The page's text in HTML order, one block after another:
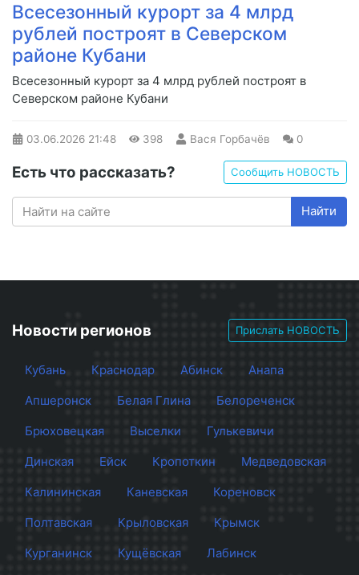
Всесезонный курорт за 4 млрд
рублей построят в Северском
районе Кубани
Всесезонный курорт за 4 млрд рублей построят в
Северском районе Кубани
03.06.2026 21:48 398 Вася Горбачёв 0
Есть что рассказать? Сообщить НОВОСТЬ
Найти
Новости регионов Прислать НОВОСТЬ
Кубань Краснодар Абинск
Анапа
Апшеронск
Белая Глина
Белореченск
Брюховецкая
Выселки
Гулькевичи
Динская
Ейск Кропоткин
Медведовская
Калининская
Каневская
Кореновск
Полтавская
Крыловская
Крымск
Курганинск
Кущёвская
Лабинск